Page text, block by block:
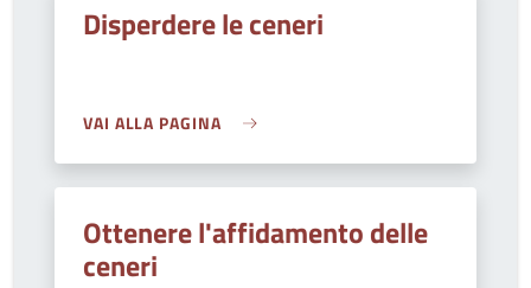
Disperdere le ceneri
VAI ALLA PAGINA
Ottenere l'affidamento delle
ceneri